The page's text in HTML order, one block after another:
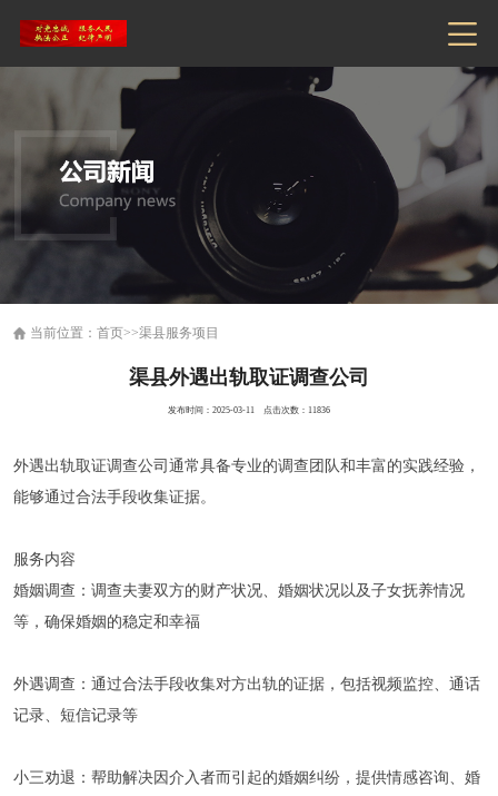
当前位置：首页>>渠县服务项目
渠县外遇出轨取证调查公司
发布时间：2025-03-11 点击次数：11836
外遇出轨取证调查公司通常具备专业的调查团队和丰富的实践经验，
能够通过合法手段收集证据。
服务内容
‌婚姻调查‌：调查夫妻双方的财产状况、婚姻状况以及子女抚养情况
等，确保婚姻的稳定和幸福‌
‌外遇调查‌：通过合法手段收集对方出轨的证据，包括视频监控、通话
记录、短信记录等‌
‌小三劝退‌：帮助解决因介入者而引起的婚姻纠纷，提供情感咨询、婚